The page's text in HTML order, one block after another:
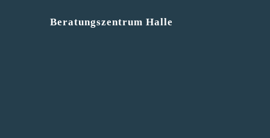
Beratungszentrum Halle